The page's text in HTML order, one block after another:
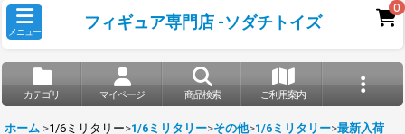
メニュー
フィギュア専門店 -ソダチトイズ
0
カテゴリ マイページ 商品検索 ご利用案内
ホーム >1/6ミリタリー>1/6ミリタリー>その他>1/6ミリタリー>最新入荷